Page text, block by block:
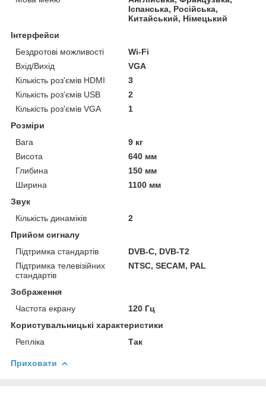
Іспанська, Російська,
Китайський, Німецький
Інтерфейси
Бездротові можливості
Wi-Fi
Вхід/Вихід
VGA
Кількість роз'ємів HDMI
3
Кількість роз'ємів USB
2
Кількість роз'ємів VGA
1
Розміри
Вага
9 кг
Висота
640 мм
Глибина
150 мм
Ширина
1100 мм
Звук
Кількість динаміків
2
Прийом сигналу
Підтримка стандартів
DVB-C, DVB-T2
Підтримка телевізійних
стандартів
NTSC, SECAM, PAL
Зображення
Частота екрану
120 Гц
Користувальницькі характеристики
Репліка
Так
Приховати